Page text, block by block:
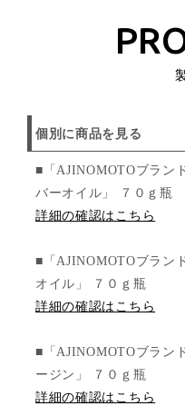
個別に商品を見る
■「AJINOMOTOブラン
バーオイル」 ７０ｇ瓶
詳細の確認はこちら
■「AJINOMOTOブラン
オイル」 ７０ｇ瓶
詳細の確認はこちら
■「AJINOMOTOブラン
ージン」 ７０ｇ瓶
詳細の確認はこちら